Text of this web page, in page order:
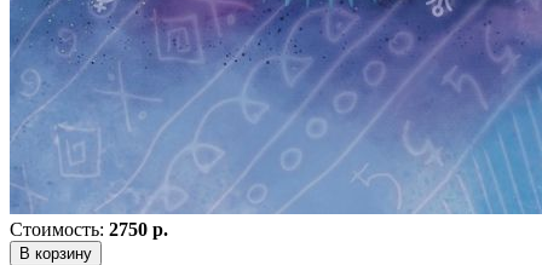
Стоимость: 2750 р.
В корзину